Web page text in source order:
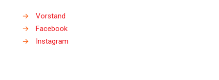
→
Vorstand
→
Facebook
→
Instagram